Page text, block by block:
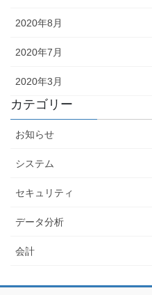
2020年8月
2020年7月
2020年3月
カテゴリー
お知らせ
システム
セキュリティ
データ分析
会計